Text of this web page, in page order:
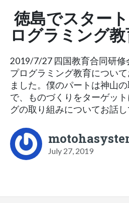
徳島でスター
ログラミング
2019/7/27 四国教育合同研
プログラミング教育につい
ました。僕のパートは神山
で、ものづくりをターゲッ
グの取り組みについてお話し
July 27, 2019